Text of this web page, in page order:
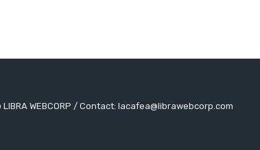
LIBRA WEBCORP / Contact: lacafea@librawebcorp.com